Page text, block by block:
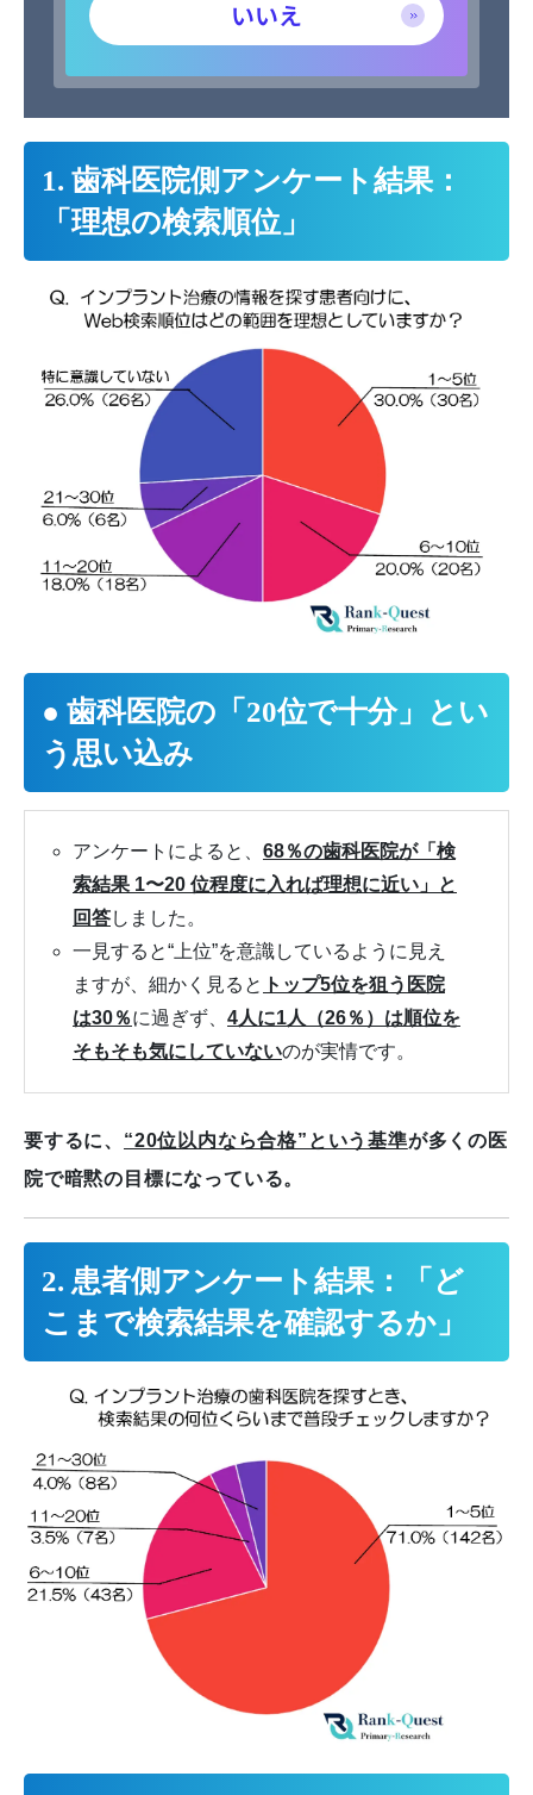
いいえ
1. 歯科医院側アンケート結果：
「理想の検索順位」
● 歯科医院の「20位で十分」とい
う思い込み
アンケートによると、 68％の歯科医院が「検
索結果 1〜20 位程度に入れば理想に近い」と
回答しました。
一見すると“上位”を意識しているように見え
ますが、細かく見ると トップ5位を狙う医院
は30％に過ぎず、 4人に1人（26％）は順位を
そもそも気にしていないのが実情です。
要するに、 “20位以内なら合格”という基準が多くの医
院で暗黙の目標になっている。
2. 患者側アンケート結果：「ど
こまで検索結果を確認するか」